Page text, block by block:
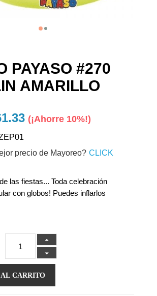
PAYASO #270
AMARILLO
¡Ahorre 10%!
precio de Mayoreo? CLICK
las fiestas... Toda celebración
con globos! Puedes inflarlos
CARRITO